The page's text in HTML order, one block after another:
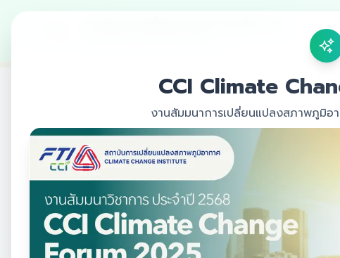
กำหนดการสัมมนา
วันที่ 15 กันยายน 2568
CCI Climate
งานสัมมนาการเปลี่ยนแปลงสภาพภูมิอ